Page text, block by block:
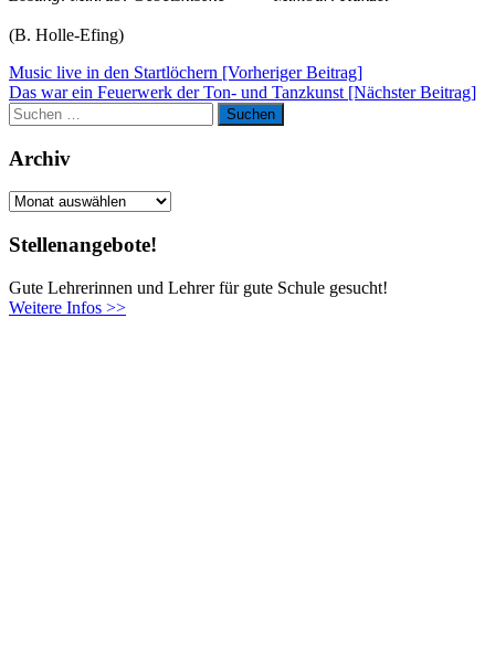
(B. Holle-Efing)
Beitragsnavigation
Music live in den Startlöchern [Vorheriger Beitrag]
Das war ein Feuerwerk der Ton- und Tanzkunst [Nächster Beitrag]
Suchen
nach:
Suchen
Archiv
Archiv
Stellenangebote!
Gute Lehrerinnen und Lehrer für gute Schule gesucht!
Weitere Infos >>